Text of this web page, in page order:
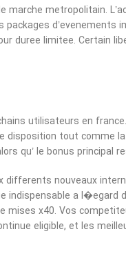
marche metropolitain.
duree limitee. Certain
utilisateurs en
tout comme
qu’ le bonus principal
nouveaux
a l�egard
x40. Vos
eligible, et les